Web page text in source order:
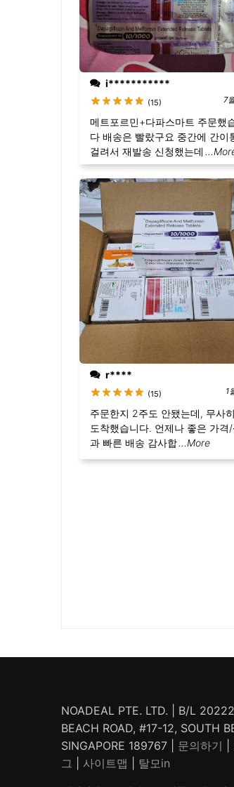
i***********
(15) 7
메트포르민+다파스마트 주문했
다 배송은 빨랐구요 중간에 간이
걸려서 재발송 신청했는데
r****
(15) 1
주문한지 2주도 안됐는데, 무사
도착했습니다. 언제나 좋은 가격
과 빠른 배송 감사합...More
NOADEAL PTE. LTD. | B/L
BEACH ROAD, #17-12, SOUTH
SINGAPORE 189767 | 문의하기
그
사이트맵 탈모in